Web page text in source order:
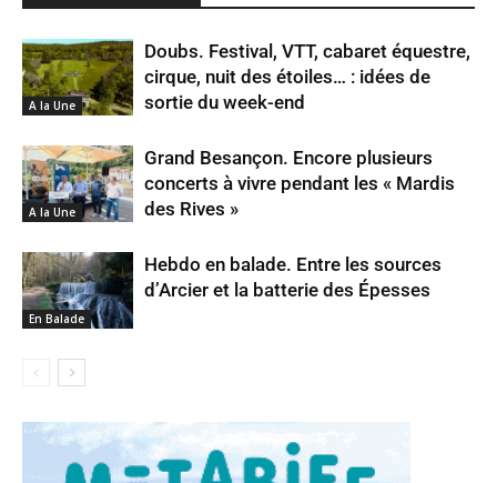
A la Une
Doubs. Festival, VTT, cabaret équestre,
cirque, nuit des étoiles… : idées de
sortie du week-end
A la Une
Grand Besançon. Encore plusieurs
concerts à vivre pendant les « Mardis
des Rives »
En Balade
Hebdo en balade. Entre les sources
d’Arcier et la batterie des Épesses